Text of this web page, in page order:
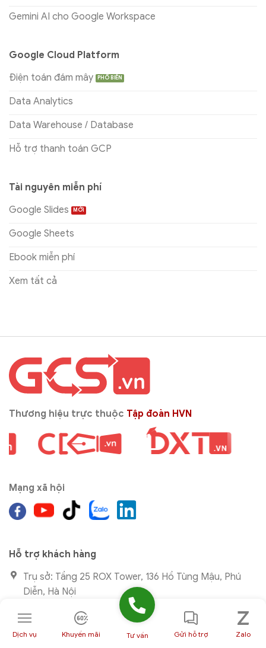
Gemini AI cho Google Workspace
Google Cloud Platform
Điện toán đám mây
Data Analytics
Data Warehouse / Database
Hỗ trợ thanh toán GCP
Tài nguyên miễn phí
Google Slides
Google Sheets
Ebook miễn phí
Xem tất cả
Thương hiệu trực thuộc Tập đoàn HVN
Mạng xã hội
Hỗ trợ khách hàng
Trụ sở: Tầng 25 ROX Tower, 136 Hồ Tùng Mậu, Phú
Diễn, Hà Nội
VPĐD: 30 Trương Văn Bang, Bình Trưng, TP HCM
Hotline Kinh doanh: 024.9999.7777
Dịch vụ Khuyến mãi Tư vấn Gửi hỗ trợ Zalo